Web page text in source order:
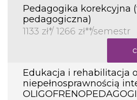
Pedagogika korekcyjna
pedagogiczna)
1133 zł*/ 1266 zł**/semestr
Edukacja i rehabilitacja
niepełnosprawnością